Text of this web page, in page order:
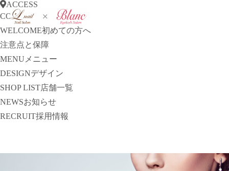
ACCESS
CONCEPT
コンセプト
WELCOME初めての方へ
注意点と保障
MENU メニュー
DESIGNデザイン
SHOP LIST店舗一覧
NEWSお知らせ
RECRUIT採用情報